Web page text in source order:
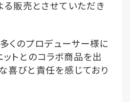
る販売とさせていただき
くのプロデューサー様に
トとのコラボ商品を出
喜びと責任を感じており